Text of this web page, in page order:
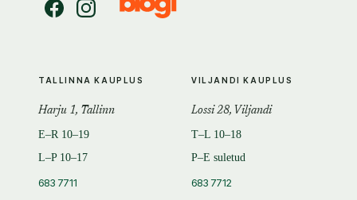
TALLINNA KAUPLUS
Harju 1, Tallinn
E–R 10–19
L–P 10–17
683 7711
VILJANDI KAUPLUS
Lossi 28, Viljandi
T–L 10–18
P–E suletud
683 7712